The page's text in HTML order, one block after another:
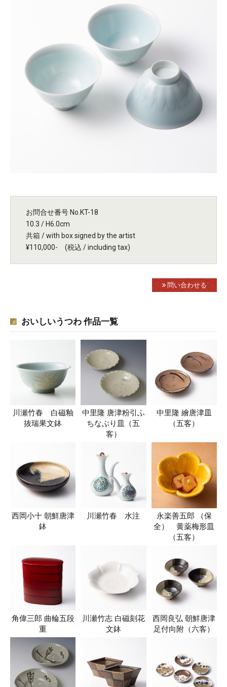
お問合せ番号 No.KT-18
10.3 / H6.0cm
共箱 / with box signed by the artist
¥110,000- (税込 / including tax)
問い合わせる
おいしいうつわ 作品一覧
川瀬竹春 白磁釉
抜瑞果文鉢
中里隆 唐津粉引ふ
ちなぶり皿（五
客）
中里隆 繪唐津皿
（五客）
西岡小十 朝鮮唐津
鉢
川瀬竹春 水注
永楽善五郎 （保
全） 黄薬梅形皿
（五客）
角偉三郎 曲輪五段
重
川瀬竹志 白磁刻花
文鉢
西岡良弘 朝鮮唐津
足付向附（六客）